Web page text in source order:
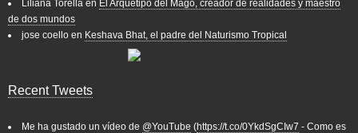
Liliana Torella en El Arquetipo del Mago, creador de realidades y maestro
de dos mundos
jose coello en Keshava Bhat, el padre del Naturismo Tropical
Recent Tweets
Me ha gustado un vídeo de @YouTube (https://t.co/0YkdSgCIw7 - Como es